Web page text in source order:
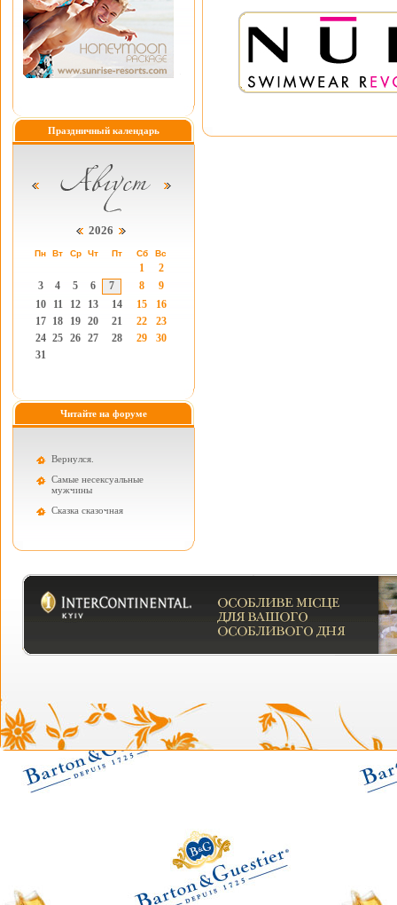
Праздничный календарь
2026
Пн Вт Ср Чт Пт Сб Вс
1
2
3
4 5 6 7 8
9
10
11 12 13 14 15
16
17
18 19 20 21 22
23
24 25 26 27 28 29
30
31
Читайте на форуме
Вернулся.
Самые несексуальные
мужчины
Cказка сказочная